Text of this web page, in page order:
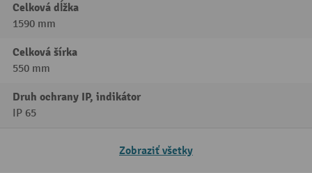
Celková dĺžka
1590 mm
Celková šírka
550 mm
Druh ochrany IP, indikátor
IP 65
Zobraziť všetky